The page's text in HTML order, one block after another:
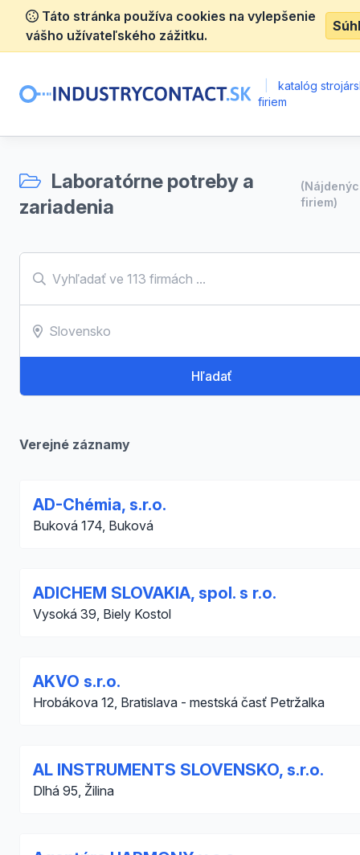
Táto stránka používa cookies na vylepšenie
vášho užívateľského zážitku.
katalóg
firiem
Laboratórne potreby a
zariadenia
firiem)
Hľadať
Verejné záznamy
AD-Chémia, s.r.o.
Buková 174, Buková
ADICHEM SLOVAKIA, spol. s r.o.
Vysoká 39, Biely Kostol
AKVO s.r.o.
Hrobákova 12, Bratislava - mestská časť Petržalka
AL INSTRUMENTS SLOVENSKO, s.r.o.
Dlhá 95, Žilina